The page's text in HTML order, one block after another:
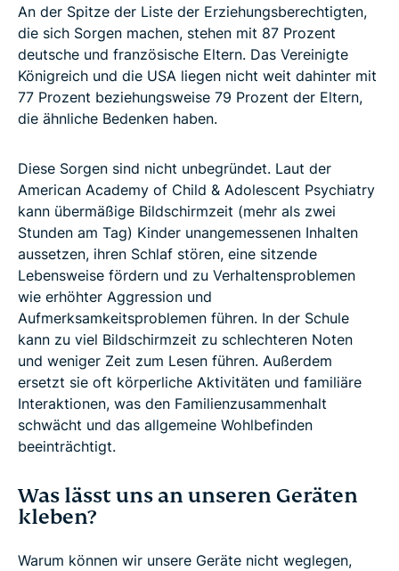
An der Spitze der Liste der Erziehungsberechtigten,
die sich Sorgen machen, stehen mit 87 Prozent
deutsche und französische Eltern. Das Vereinigte
Königreich und die USA liegen nicht weit dahinter mit
77 Prozent beziehungsweise 79 Prozent der Eltern,
die ähnliche Bedenken haben.
Diese Sorgen sind nicht unbegründet. Laut der
American Academy of Child & Adolescent Psychiatry
kann übermäßige Bildschirmzeit (mehr als zwei
Stunden am Tag) Kinder unangemessenen Inhalten
aussetzen, ihren Schlaf stören, eine sitzende
Lebensweise fördern und zu Verhaltensproblemen
wie erhöhter Aggression und
Aufmerksamkeitsproblemen führen. In der Schule
kann zu viel Bildschirmzeit zu schlechteren Noten
und weniger Zeit zum Lesen führen. Außerdem
ersetzt sie oft körperliche Aktivitäten und familiäre
Interaktionen, was den Familienzusammenhalt
schwächt und das allgemeine Wohlbefinden
beeinträchtigt.
Was lässt uns an unseren Geräten
kleben?
Warum können wir unsere Geräte nicht weglegen,